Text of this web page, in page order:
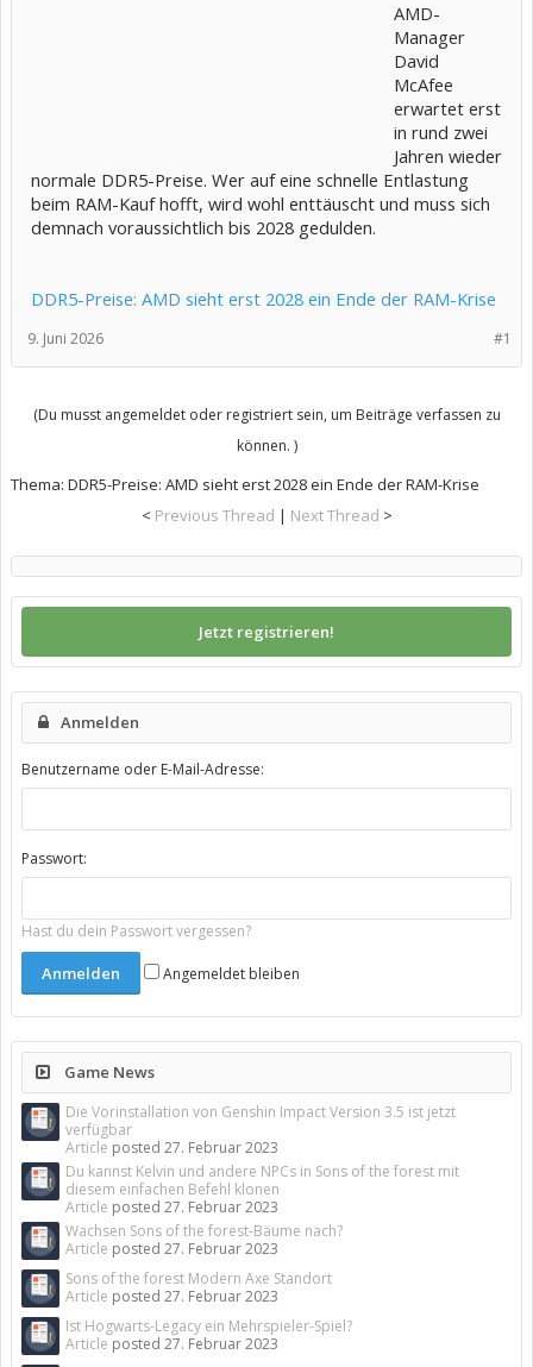
AMD-
Manager
David
McAfee
erwartet erst
in rund zwei
Jahren wieder
normale DDR5-Preise. Wer auf eine schnelle Entlastung
beim RAM-Kauf hofft, wird wohl enttäuscht und muss sich
demnach voraussichtlich bis 2028 gedulden.
DDR5-Preise: AMD sieht erst 2028 ein Ende der RAM-Krise
#1
9. Juni 2026
(Du musst angemeldet oder registriert sein, um Beiträge verfassen zu
können. )
Thema: DDR5-Preise: AMD sieht erst 2028 ein Ende der RAM-Krise
< Previous Thread | Next Thread >
Jetzt registrieren!
Anmelden
Benutzername oder E-Mail-Adresse:
Passwort:
Hast du dein Passwort vergessen?
Angemeldet bleiben
Game News
Die Vorinstallation von Genshin Impact Version 3.5 ist jetzt
verfügbar
Article posted 27. Februar 2023
Du kannst Kelvin und andere NPCs in Sons of the forest mit
diesem einfachen Befehl klonen
Article posted 27. Februar 2023
Wachsen Sons of the forest-Bäume nach?
Article posted 27. Februar 2023
Sons of the forest Modern Axe Standort
Article posted 27. Februar 2023
Ist Hogwarts-Legacy ein Mehrspieler-Spiel?
Article posted 27. Februar 2023